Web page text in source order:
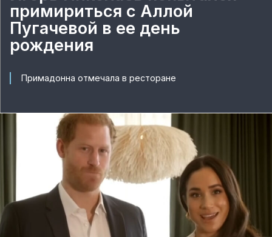
примириться с Аллой
Пугачевой в ее день
рождения
Примадонна отмечала в ресторане